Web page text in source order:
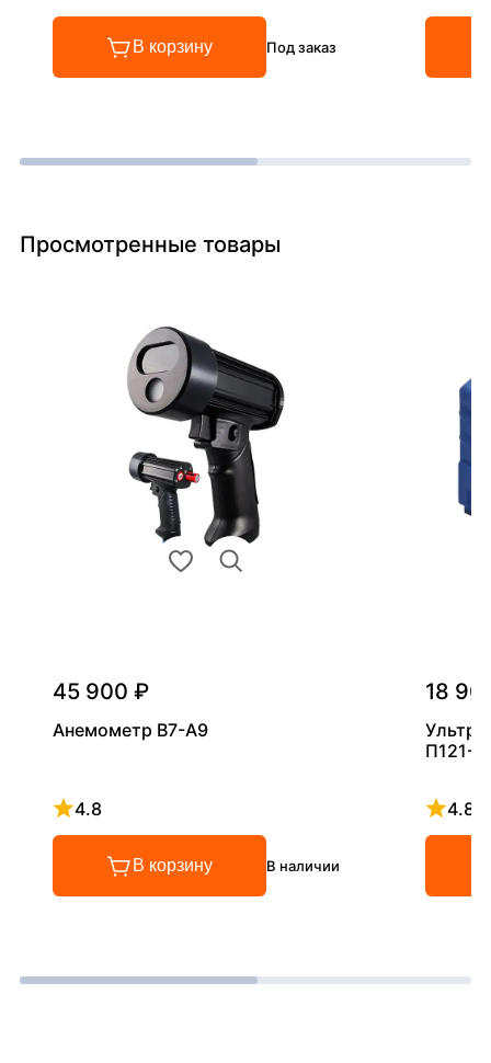
В корзину Под заказ
Просмотренные товары
45 900 ₽
Анемометр В7-А9
4.8
Рейтинг 4.8 из 5
В корзину В наличии
18
П121-
4.8